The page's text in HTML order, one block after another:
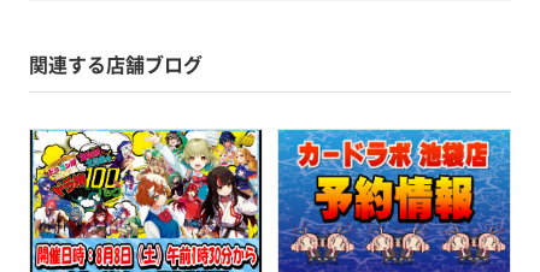
関連する店舗ブログ